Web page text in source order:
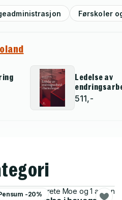
Førskoler
Ledelse av
barnehagen
511,-
-20%
Nissen, Merete Moe og 1 annen